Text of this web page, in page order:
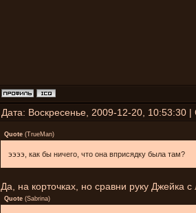
Дата: Воскресенье, 2009-12-20, 10:53:30
Quote (TrueMan)
ээээ, как бы ничего, что она вприсядку была там?
Да, на корточках, но сравни руку Джейка
Quote (Sabrina)